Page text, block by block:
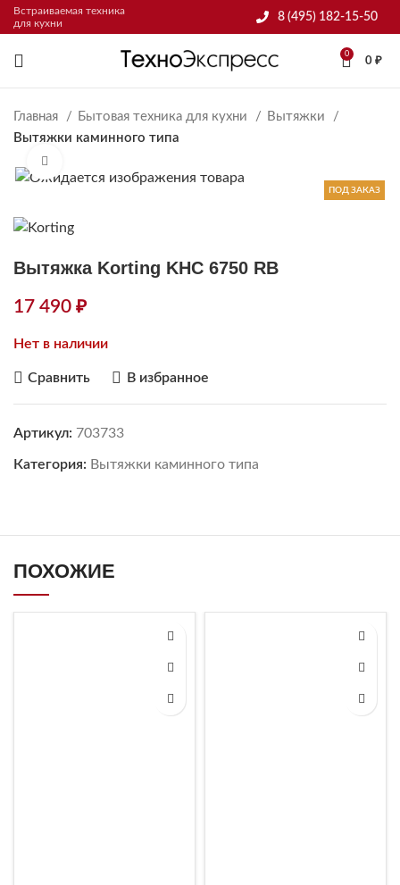
Встраиваемая техника
для кухни
8 (495) 182-15-50
0
0 ₽
Главная Бытовая техника для кухни
Вытяжки
Вытяжки каминного типа
ПОД ЗАКАЗ
Вытяжка Korting KHC 6750 RB
17 490 ₽
Нет в наличии
Сравнить В избранное
Артикул: 703733
Категория: Вытяжки каминного типа
ПОХОЖИЕ